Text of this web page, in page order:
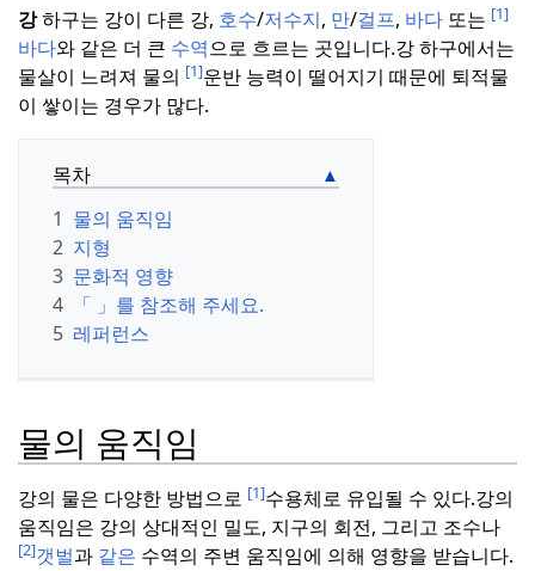
강하구는 강이 다른 강, 호수/저수지, 만/걸프, 바다 또는 [1]
바다와 같은 더 큰 수역으로 흐르는 곳입니다.강 하구에서는
물살이 느려져 물의 [1]운반 능력이 떨어지기 때문에 퇴적물
이 쌓이는 경우가 많다.
목차
1 물의 움직임
2 지형
3 문화적 영향
4
「 」를 참조해 주세요.
5 레퍼런스
물의 움직임
강의 물은 다양한 방법으로 [1]수용체로 유입될 수 있다.강의
움직임은 강의 상대적인 밀도, 지구의 회전, 그리고 조수나
[2]갯벌과 같은 수역의 주변 움직임에 의해 영향을 받습니다.